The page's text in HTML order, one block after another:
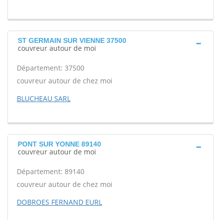
ST GERMAIN SUR VIENNE 37500
couvreur autour de moi
Département: 37500
couvreur autour de chez moi
BLUCHEAU SARL
PONT SUR YONNE 89140
couvreur autour de moi
Département: 89140
couvreur autour de chez moi
DOBROES FERNAND EURL